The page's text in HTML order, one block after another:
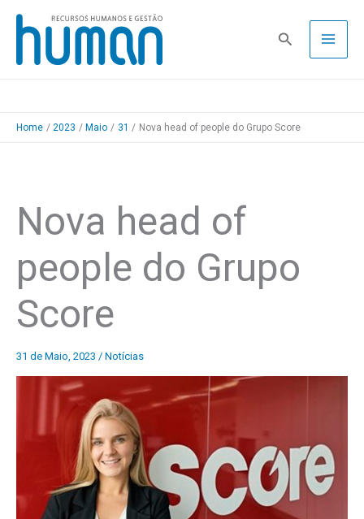
Skip
content
Pesquisa
Home 2023 Maio 31 Nova head of people do Grupo Score
Nova head of
people do Grupo
Score
31 de Maio, 2023 / Notícias